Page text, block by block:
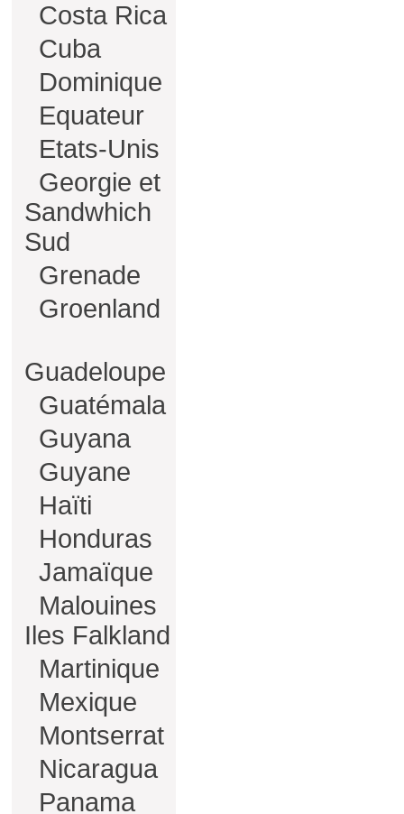
Costa Rica
Cuba
Dominique
Equateur
Etats-Unis
Georgie et
Sandwhich
Sud
Grenade
Groenland
Guadeloupe
Guatémala
Guyana
Guyane
Haïti
Honduras
Jamaïque
Malouines
Iles Falkland
Martinique
Mexique
Montserrat
Nicaragua
Panama